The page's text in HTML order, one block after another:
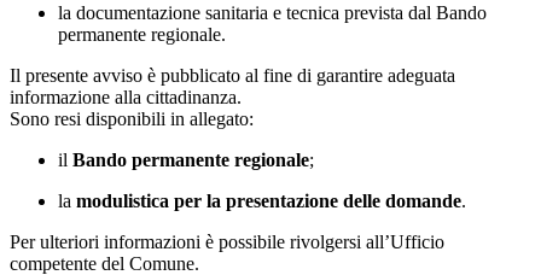
la documentazione sanitaria e tecnica prevista dal Bando
permanente regionale.
Il presente avviso è pubblicato al fine di garantire adeguata
informazione alla cittadinanza.
Sono resi disponibili in allegato:
il Bando permanente regionale;
la modulistica per la presentazione delle domande.
Per ulteriori informazioni è possibile rivolgersi all’Ufficio
competente del Comune.